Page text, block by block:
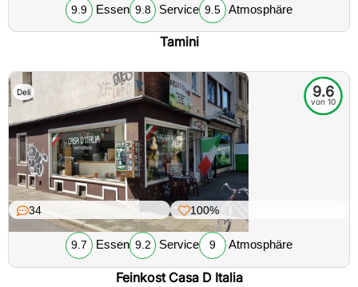
9.9 Essen 9.8 Service 9.5 Atmosphäre
Tamini
Deli 9.6
von 10
34 100%
9.7 Essen 9.2 Service 9 Atmosphäre
Feinkost Casa D Italia